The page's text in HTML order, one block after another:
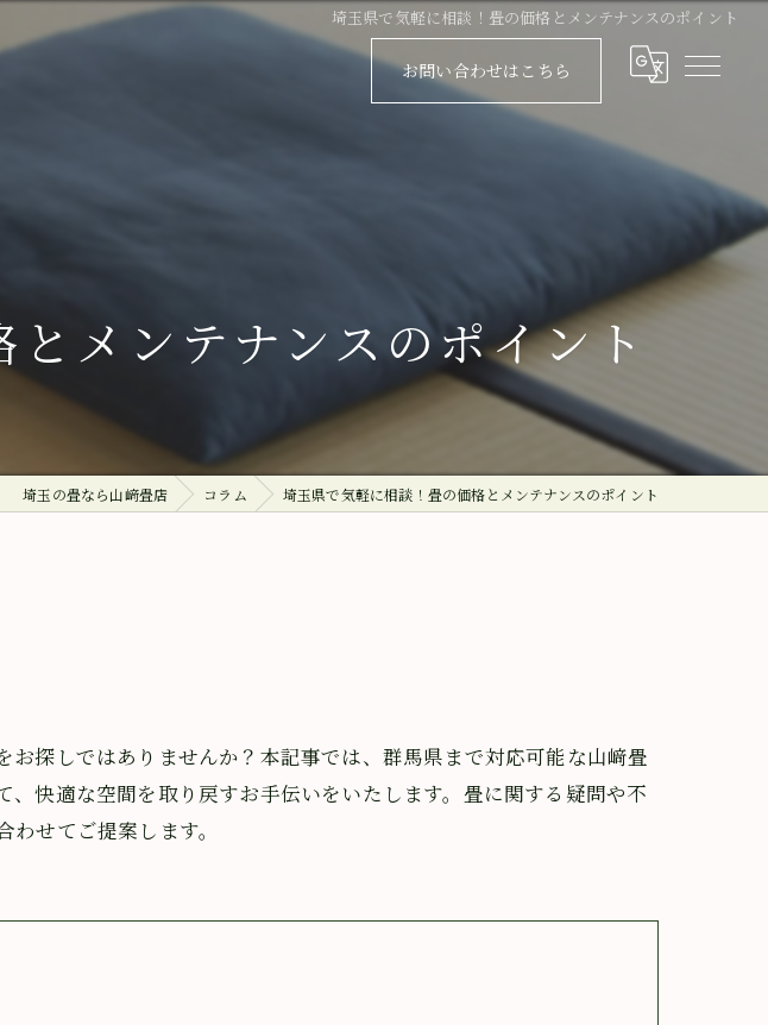
埼玉県で気軽に相談！畳の価格とメンテナンスのポイント
お問い合わせはこちら
メンテナンスのポイント
埼玉の畳なら山﨑畳店 コラム 埼玉県で気軽に相談！畳の価格とメンテナンスのポイント
探しではありませんか？本記事では、群馬県まで対応可能な山﨑畳
快適な空間を取り戻すお手伝いをいたします。畳に関する疑問や不
せてご提案します。